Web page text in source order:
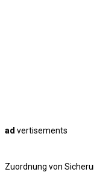
ad vertisements
Zuordnung von